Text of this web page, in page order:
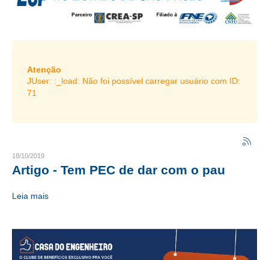
DIRETORIA
LIVRO GESTÃO 2026-2029
SUBSEDES SINDICAIS
CRESCE BRASIL
COMPOSIÇÃO
Atenção
JUser: :_load: Não foi possível carregar usuário com ID:
71
18/10/2019
Artigo - Tem PEC de dar com o pau
Leia mais